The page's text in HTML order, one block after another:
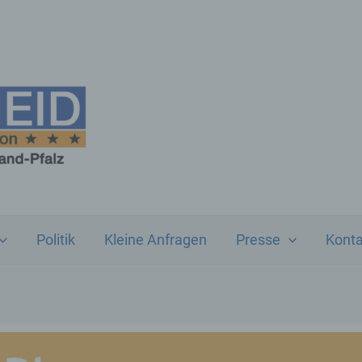
Politik Kleine Anfragen Presse